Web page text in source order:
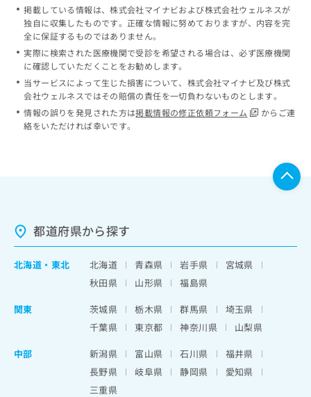
掲載している情報は、株式会社マイナビおよび株式会社ウェルネスが
独自に収集したものです。正確な情報に努めておりますが、内容を完
全に保証するものではありません。
実際に検索された医療機関で受診を希望される場合は、必ず医療機関
に確認していただくことをお勧めします。
当サービスによって生じた損害について、株式会社マイナビ及び株式
会社ウェルネスではその賠償の責任を一切負わないものとします。
情報の誤りを発見された方は掲載情報の修正依頼フォーム
からご連
絡をいただければ幸いです。
都道府県から探す
北海道 ・ 東北 北海道 青森県 岩手県
宮城県
秋田県
山形県
福島県
関東
茨城県 栃木県 群馬県
埼玉県
千葉県
東京都 神奈川県
山梨県
中部
新潟県 富山県 石川県
福井県
長野県
岐阜県 静岡県
愛知県
三重県